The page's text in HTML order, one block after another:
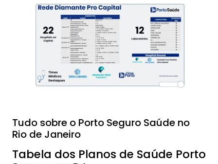
Tudo sobre o Porto Seguro Saúde no
Rio de Janeiro
Tabela dos Planos de Saúde Porto